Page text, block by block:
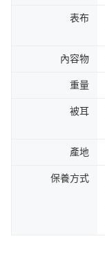
表布
內容物
重量
被耳
產地
保養方式